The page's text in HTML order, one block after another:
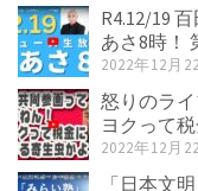
R4.12/19
あさ8時！
2022年12月
怒りのラ
ヨクって
2022年12月
「日本文